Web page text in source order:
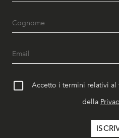
Accetto i termini relativi
della